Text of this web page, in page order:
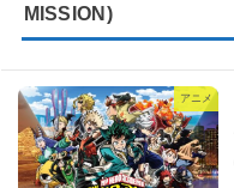
MISSION)
アニメ